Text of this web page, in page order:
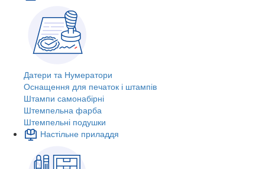
Датери та Нумератори
Оснащення для печаток і штампів
Штампи самонабірні
Штемпельна фарба
Штемпельні подушки
Настільне приладдя